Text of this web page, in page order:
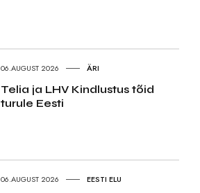
06.AUGUST 2026 ÄRI
Telia ja LHV Kindlustus tõid
turule Eesti
06.AUGUST 2026 EESTI ELU